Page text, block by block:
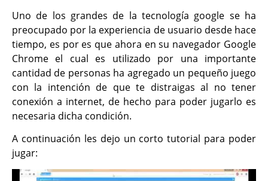
Uno de los grandes de la tecnología google se ha
preocupado por la experiencia de usuario desde hace
tiempo, es por es que ahora en su navegador Google
Chrome el cual es utilizado por una importante
cantidad de personas ha agregado un pequeño juego
con la intención de que te distraigas al no tener
conexión a internet, de hecho para poder jugarlo es
necesaria dicha condición.
A continuación les dejo un corto tutorial para poder
jugar: